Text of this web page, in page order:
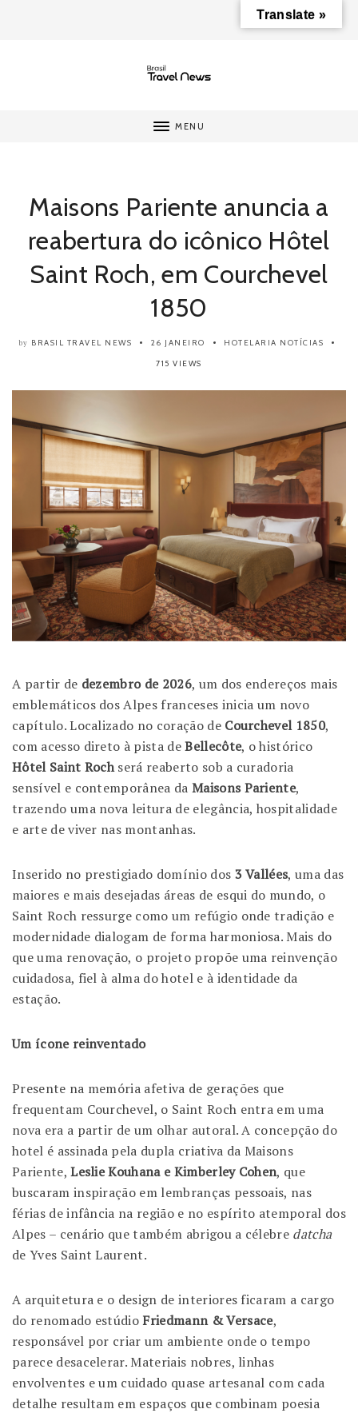
MENU
Maisons Pariente anuncia a
reabertura do icônico Hôtel
Saint Roch, em Courchevel
1850
by BRASIL TRAVEL NEWS 26 JANEIRO HOTELARIA NOTÍCIAS
715 VIEWS
A partir de dezembro de 2026, um dos endereços mais
emblemáticos dos Alpes franceses inicia um novo
capítulo. Localizado no coração de Courchevel 1850,
com acesso direto à pista deBellecôte, o histórico
Hôtel Saint Rochserá reaberto sob a curadoria
sensível e contemporânea da Maisons Pariente,
trazendo uma nova leitura de elegância, hospitalidade
e arte de viver nas montanhas.
Inserido no prestigiado domínio dos 3 Vallées, uma das
maiores e mais desejadas áreas de esqui do mundo, o
Saint Roch ressurge como um refúgio onde tradição e
modernidade dialogam de forma harmoniosa. Mais do
que uma renovação, o projeto propõe uma reinvenção
cuidadosa, fiel à alma do hotel e à identidade da
estação.
Um ícone reinventado
Presente na memória afetiva de gerações que
frequentam Courchevel, o Saint Roch entra em uma
nova era a partir de um olhar autoral. A concepção do
hotel é assinada pela dupla criativa da Maisons
Pariente,Leslie Kouhana e Kimberley Cohen, que
buscaram inspiração em lembranças pessoais, nas
férias de infância na região e no espírito atemporal dos
Alpes – cenário que também abrigou a célebre datcha
de Yves Saint Laurent.
A arquitetura e o design de interiores ficaram a cargo
do renomado estúdioFriedmann & Versace,
responsável por criar um ambiente onde o tempo
parece desacelerar. Materiais nobres, linhas
envolventes e um cuidado quase artesanal com cada
detalhe resultam em espaços que combinam poesia
Translate »